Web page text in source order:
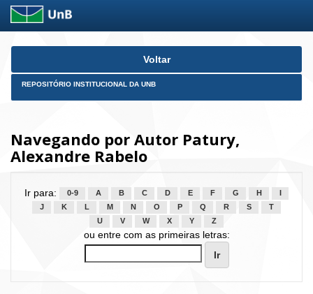
Skip
Voltar
REPOSITÓRIO INSTITUCIONAL DA UNB
Navegando por Autor Patury,
Alexandre Rabelo
Ir para: 0-9 A B C D E F G H
J
K L M N O P Q R S
T
U
V W X Y Z
ou entre com as primeiras letras: